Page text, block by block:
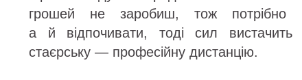
грошей не заробиш, тож потрібно
а й відпочивати, тоді сил
стаєрську — професійну дистанцію.